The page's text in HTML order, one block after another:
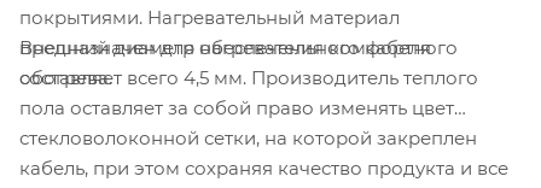
покрытиями. Нагревательный материал
предназначен для обеспечения комфортного
обогрева.
Внешний диаметр нагревательного кабеля
составляет всего 4,5 мм. Производитель теплого
пола оставляет за собой право изменять цвет
стекловолоконной сетки, на которой закреплен
кабель, при этом сохраняя качество продукта и все